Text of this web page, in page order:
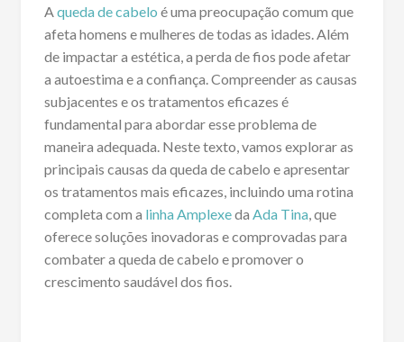
A queda de cabelo é uma preocupação comum que
afeta homens e mulheres de todas as idades. Além
de impactar a estética, a perda de fios pode afetar
a autoestima e a confiança. Compreender as causas
subjacentes e os tratamentos eficazes é
fundamental para abordar esse problema de
maneira adequada. Neste texto, vamos explorar as
principais causas da queda de cabelo e apresentar
os tratamentos mais eficazes, incluindo uma rotina
completa com a linha Amplexeda Ada Tina, que
oferece soluções inovadoras e comprovadas para
combater a queda de cabelo e promover o
crescimento saudável dos fios.